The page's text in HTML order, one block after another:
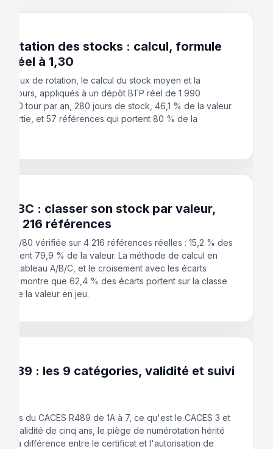
rotation des stocks : calcul, formule
réel à 1,30
taux de rotation, le calcul du stock moyen et la
jours, appliqués à un dépôt BTP réel de 1 990
1,30 tour par an, 280 jours de stock, 46,1 % de la valeur
sortie, et 57 références qui portent 80 % de la
ABC : classer son stock par valeur,
4 216 références
20/80 vérifiée sur 4 216 références réelles : 15,2 % des
79,9 % de la valeur. La méthode de calcul en
le tableau A/B/C, et le croisement avec les écarts
qui montre que 62,4 % des écarts portent sur la classe
de la valeur en jeu.
R489 : les 9 catégories, validité et suivi
du CACES R489 de 1A à 7, ce qu'est le CACES 3 et
la validité de cinq ans, le piège de numérotation hérité
et la différence entre le certificat et l'autorisation de